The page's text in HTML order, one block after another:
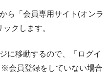
ら「会員専用サイト(オンラ
クします。
に移動するので、「ログイ
会員登録をしていない場合